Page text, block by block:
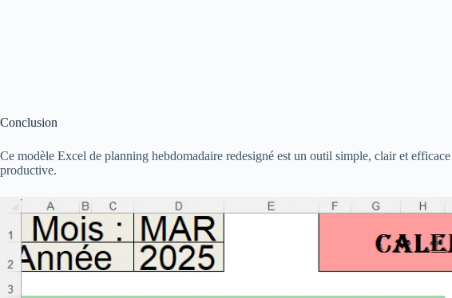
Conclusion
Ce modèle Excel de planning hebdomadaire redesigné est un outil simple, clair et
productive.